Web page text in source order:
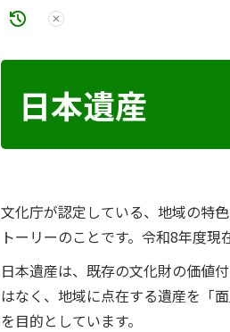
日本遺産
文化庁が認定している、地域の特
トーリーのことです。令和8年度現
日本遺産は、既存の文化財の価値
はなく、地域に点在する遺産を「
を目的としています。